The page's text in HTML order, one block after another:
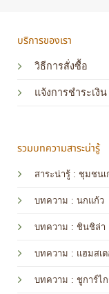
บริการของเรา
วิธีการสั่งซื้อ
แจ้งการชำระเงิน
รวมบทความสาระน่ารู้
สาระน่ารู้ : ชุมชนเ
บทความ : นกแก้ว
บทความ : ชินชิล่า
บทความ : แฮมสเ
บทความ : ชูการ์ไก